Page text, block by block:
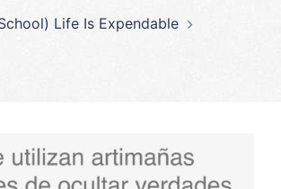
Life Is Expendable